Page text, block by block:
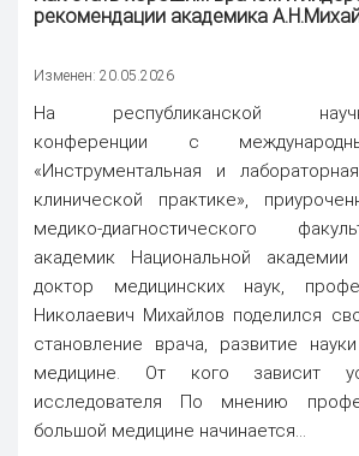
рекомендации академика
Изменен: 20.05.2026
На республиканской научно-
конференции с
«Инструментальная и
клинической практике»,
медико-диагностического
академик Национальной академии
доктор медицинских наук,
Николаевич Михайлов поделился
становление врача, развитие
медицине. От кого зависит
исследователя По мнению
большой медицине начинается...